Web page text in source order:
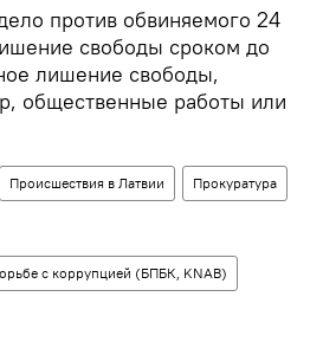
против обвиняемого 24
свободы сроком до
лишение свободы,
общественные работы или
Происшествия в Латвии Прокуратура
с коррупцией (БПБК, KNAB)